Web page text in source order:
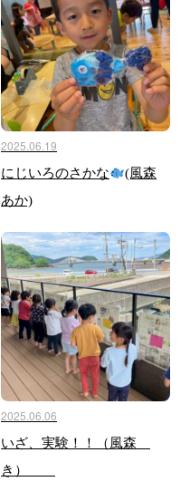
2025.06.19
にじいろのさかな
(風森
あか)
2025.06.06
いざ、実験！！（風森
き）